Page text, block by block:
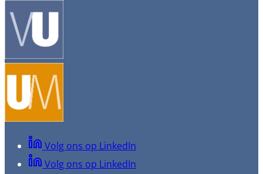
Volg ons op LinkedIn
Volg ons op LinkedIn